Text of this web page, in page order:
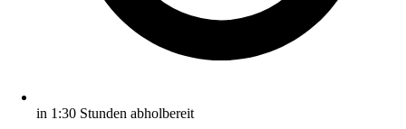
in 1:30 Stunden abholbereit